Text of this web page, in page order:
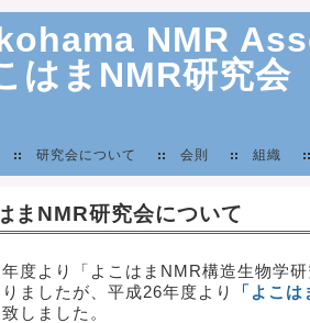
NMR
はまNMR研究会
研究会について 会則 組織
まNMR研究会について
度より「よこはまNMR構造生物学
ましたが、平成26年度より
「よこ
しました。